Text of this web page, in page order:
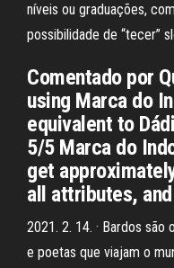
níveis ou graduações,
possibilidade de “tecer”
Comentado por
using Marca do
equivalent to
5/5 Marca do
get
all attributes,
2021. 2. 14. · Bardos
e poetas que viajam o